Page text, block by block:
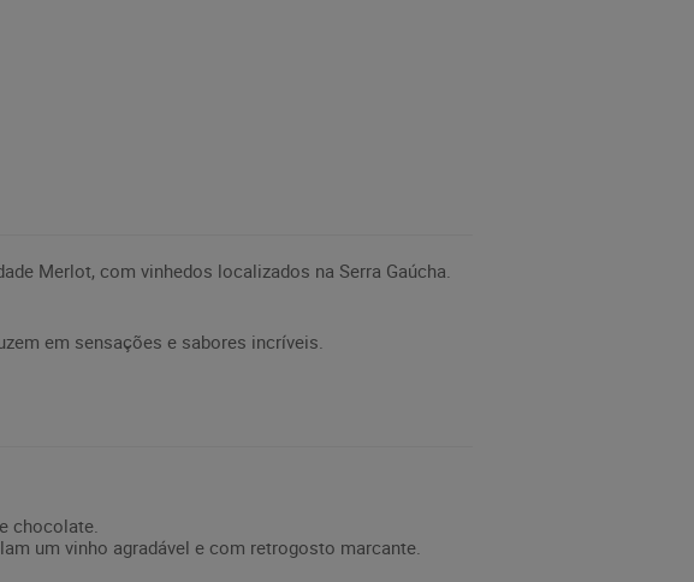
Merlot, com vinhedos localizados na Serra Gaúcha.
em sensações e sabores incríveis.
chocolate.
um vinho agradável e com retrogosto marcante.